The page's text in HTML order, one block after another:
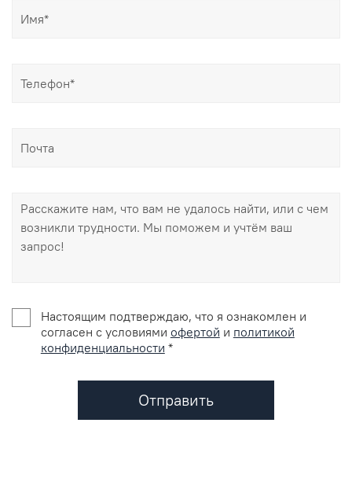
Настоящим подтверждаю, что я ознакомлен и
согласен с условиями офертой и политикой
конфиденциальности *
Отправить